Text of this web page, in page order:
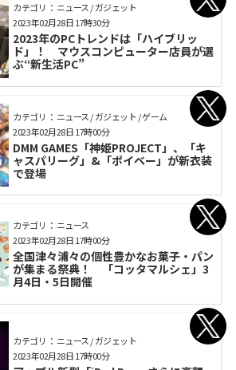
カテゴリ： ニュース / ガジェット
2023年のPCトレンドは「ハイブリッ
ド」！ マウスコンピューター店員が選
ぶ“新生活PC”
2023年02月28日 17時30分
カテゴリ： ニュース / ガジェット / ゲーム
DMM GAMES「神姫PROJECT」、「キ
ャスパリーグ」&「ポイベー」が新衣装
で登場
2023年02月28日 17時00分
カテゴリ： ニュース
全国津々浦々の個性豊かなお菓子・パン
が集まる祭典！ 「コッタマルシェ」3
月4日・5日開催
2023年02月28日 17時00分
カテゴリ： ニュース / ガジェット
2023年02月28日 17時00分